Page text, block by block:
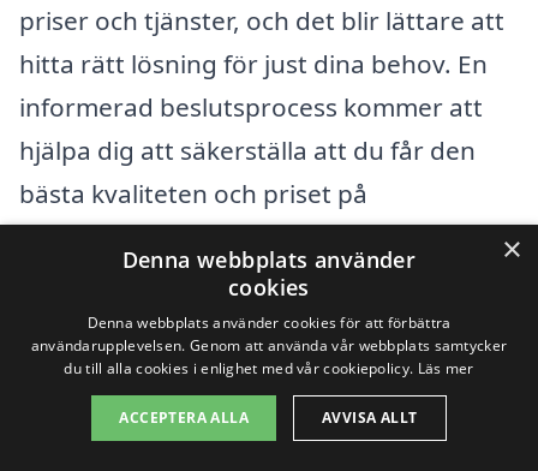
priser och tjänster, och det blir lättare att
hitta rätt lösning för just dina behov. En
informerad beslutsprocess kommer att
hjälpa dig att säkerställa att du får den
bästa kvaliteten och priset på
Få 3 erbjudanden, gratis och utan
förpliktelser
×
Denna webbplats använder
cookies
Denna webbplats använder cookies för att förbättra
användarupplevelsen. Genom att använda vår webbplats samtycker
du till alla cookies i enlighet med vår cookiepolicy. Läs mer
ACCEPTERA ALLA AVVISA ALLT